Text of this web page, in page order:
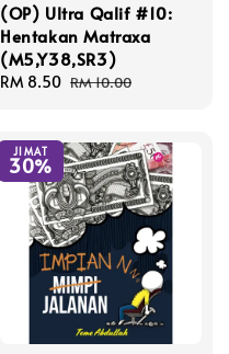
(OP) Ultra Qalif #10:
Hentakan Matraxa
(M5,Y38,SR3)
Sale
RM 8.50 Regular
RM 10.00
JIMAT
30%